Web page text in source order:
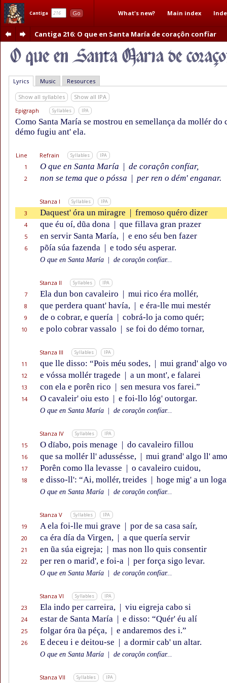
Cantiga Go What's new? Main index
Cantiga 216: O que en Santa María de coraçôn confïar
Lyrics Music Resources
Show all syllables
Show all IPA
Epigraph
Syllables IPA
Como Santa María se mostrou en semellança da mollér do
démo fugiu ant' ela.
Line Refrain Syllables IPA
1 O que en Santa María | de coraçôn confïar,
2 non se tema que o póssa | per ren o dém' enganar.
Stanza I Syllables IPA
3 Daquest' óra un miragre | fremoso quéro dizer
4 que éu oí, dũa dona | que fillava gran prazer
5 en servir Santa María, | e eno séu ben fazer
6 põía súa fazenda | e todo séu asperar.
O que en Santa María de coraçôn confïar...
Stanza II Syllables IPA
7 Ela dun bon cavaleiro | mui rico éra mollér,
8 que perdera quant' havía, | e éra-lle mui mestér
9 de o cobrar, e quería | cobrá-lo ja como quér;
10 e polo cobrar vassalo | se foi do démo tornar,
Stanza III Syllables IPA
11 que lle disso: “Pois méu sodes, | mui grand' algo
12 e vóssa mollér tragede | a un mont', e falarei
13 con ela e porên rico | sen mesura vos farei.”
14 O cavaleir' oiu esto | e foi-llo lóg' outorgar.
O que en Santa María de coraçôn confïar...
Stanza IV Syllables IPA
15 O dïabo, pois menage | do cavaleiro fillou
16 que sa mollér ll' adussésse, | mui grand' algo ll'
17 Porên como lla levasse | o cavaleiro cuidou,
18 e disso-ll': “Ai, mollér, treides | hoge mig' a un
O que en Santa María de coraçôn confïar...
Stanza V Syllables IPA
19 A ela foi-lle mui grave | por de sa casa saír,
20 ca éra día da Virgen, | a que quería servir
21 en ũa súa eigreja; | mas non llo quis consentir
22 per ren o marid', e foi-a | per força sigo levar.
O que en Santa María de coraçôn confïar...
Stanza VI Syllables IPA
23 Ela indo per carreira, | viu eigreja cabo si
24 estar de Santa María | e disso: “Quér' éu alí
25 folgar óra ũa péça, | e andaremos des i.”
26 E deceu i e deitou-se | a dormir cab' un altar.
O que en Santa María de coraçôn confïar...
Stanza VII Syllables IPA